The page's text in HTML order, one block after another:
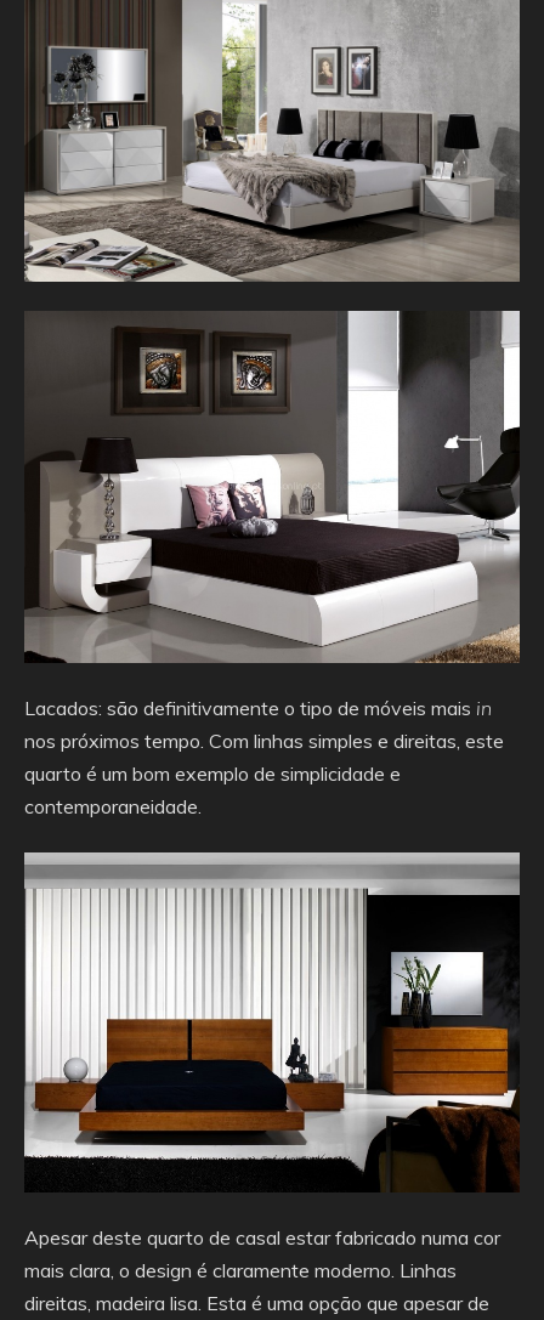
Lacados: são definitivamente o tipo de móveis mais in
nos próximos tempo. Com linhas simples e direitas, este
quarto é um bom exemplo de simplicidade e
contemporaneidade.
Apesar deste quarto de casal estar fabricado numa cor
mais clara, o design é claramente moderno. Linhas
direitas, madeira lisa. Esta é uma opção que apesar de